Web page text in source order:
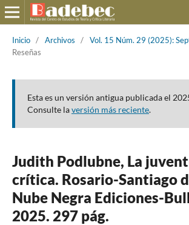
Inicio / Archivos / Vol. 15 Núm. 29 (2025):
Reseñas
Esta es un versión antigua publicada el
Consulte laversión más reciente.
Judith Podlubne, La
crítica. Rosario-Santiago
Nube Negra Ediciones-
2025. 297 pág.